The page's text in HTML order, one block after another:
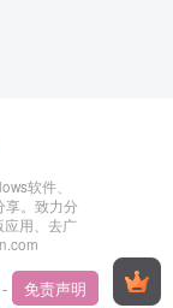
软件、
享。致力分
应用、去广
- 免责声明